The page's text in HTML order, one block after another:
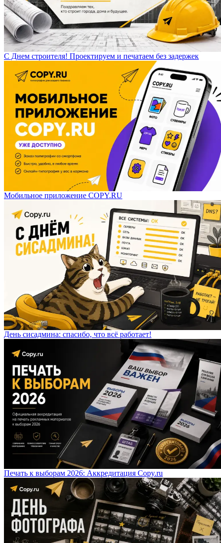
С Днем строителя! Проектируем и печатаем без задержек
Мобильное приложение COPY.RU
День сисадмина: спасибо, что всё работает!
Печать к выборам 2026: Аккредитация Copy.ru